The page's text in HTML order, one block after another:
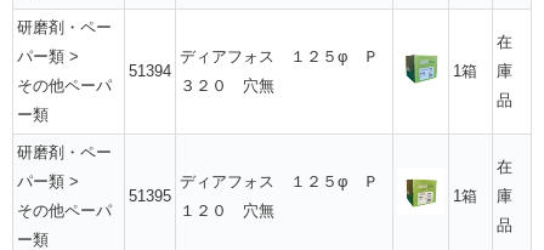
研磨剤・ペー
パー類 >
その他ペーパ
ー類
51394
ディアフォス １２５φ Ｐ
３２０ 穴無
1箱
在
庫
品
研磨剤・ペー
パー類 >
その他ペーパ
ー類
51395
ディアフォス １２５φ Ｐ
１２０ 穴無
1箱
在
庫
品